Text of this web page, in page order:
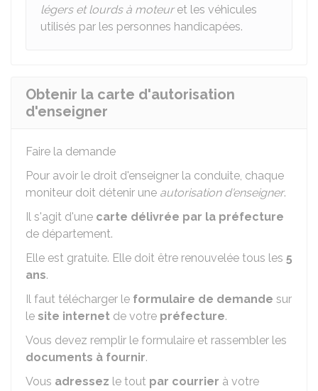
légers et lourds à moteuret les véhicules
utilisés par les personnes handicapées.
Obtenir la carte d'autorisation
d'enseigner
Faire la demande
Pour avoir le droit d'enseigner la conduite, chaque
moniteur doit détenir une autorisation d'enseigner.
Il s'agit d'une carte délivrée par la préfecture
de département.
Elle est gratuite. Elle doit être renouvelée tous les 5
ans.
Il faut télécharger le formulaire de demande sur
le site internet de votre préfecture.
Vous devez remplir le formulaire et rassembler les
documents à fournir.
Vous adressez le tout par courrier à votre